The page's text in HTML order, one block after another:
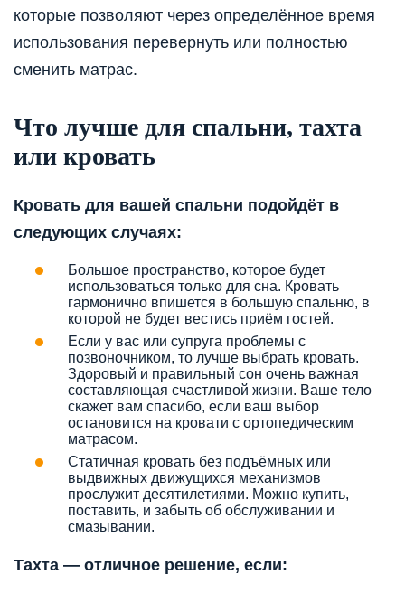
которые позволяют через определённое время
использования перевернуть или полностью
сменить матрас.
Что лучше для спальни, тахта
или кровать
Кровать для вашей спальни подойдёт в
следующих случаях:
Большое пространство, которое будет
использоваться только для сна. Кровать
гармонично впишется в большую спальню, в
которой не будет вестись приём гостей.
Если у вас или супруга проблемы с
позвоночником, то лучше выбрать кровать.
Здоровый и правильный сон очень важная
составляющая счастливой жизни. Ваше тело
скажет вам спасибо, если ваш выбор
остановится на кровати с ортопедическим
матрасом.
Статичная кровать без подъёмных или
выдвижных движущихся механизмов
прослужит десятилетиями. Можно купить,
поставить, и забыть об обслуживании и
смазывании.
Тахта — отличное решение, если: